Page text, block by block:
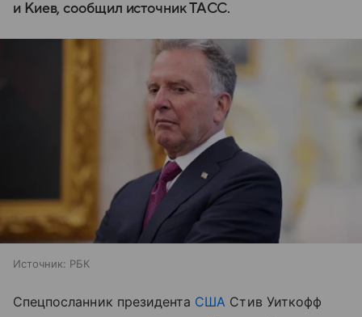
и Киев, сообщил источник ТАСС.
Источник: РБК
Спецпосланник президента США Стив Уиткофф